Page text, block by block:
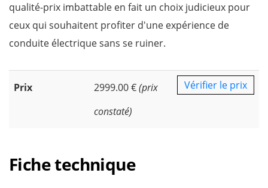
qualité-prix imbattable en fait un choix judicieux pour
ceux qui souhaitent profiter d'une expérience de
conduite électrique sans se ruiner.
Prix 2999.00 €(prix
constaté)
Vérifier le prix
Fiche technique